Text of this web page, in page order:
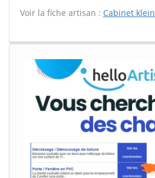
Voir la fiche artisan : Cabinet klein